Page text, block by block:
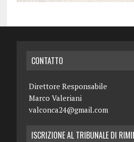
CONTATTO
Direttore Responsabile
Marco Valeriani
valconca24@gmail.com
ISCRIZIONE AL TRIBUNALE DI